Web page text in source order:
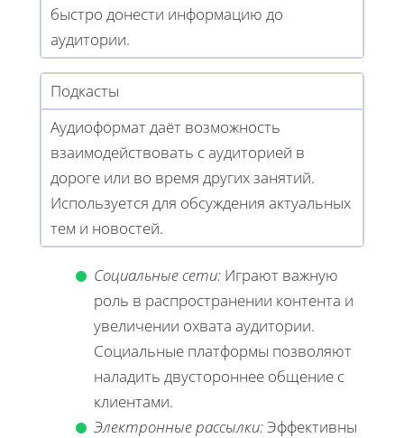
быстро донести информацию до
аудитории.
Подкасты
Аудиоформат даёт возможность
взаимодействовать с аудиторией в
дороге или во время других занятий.
Используется для обсуждения актуальных
тем и новостей.
Социальные сети: Играют важную
роль в распространении контента и
увеличении охвата аудитории.
Социальные платформы позволяют
наладить двустороннее общение с
клиентами.
Электронные рассылки:Эффективны